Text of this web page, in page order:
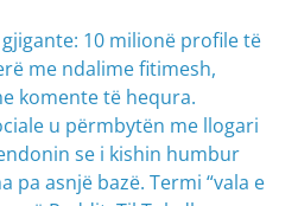
10 milionë profile të
me ndalime fitimesh,
komente të hequra.
u përmbytën me llogari
se i kishin humbur
pa asnjë bazë. Termi “vala e